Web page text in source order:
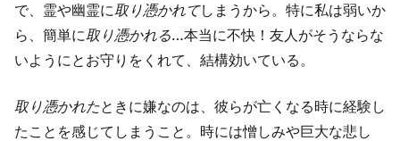
で、霊や幽霊に取り憑かれてしまうから。特に私は弱いか
ら、簡単に取り憑かれる…本当に不快！友人がそうならな
いようにとお守りをくれて、結構効いている。
取り憑かれたときに嫌なのは、彼らが亡くなる時に経験し
たことを感じてしまうこと。時には憎しみや巨大な悲し